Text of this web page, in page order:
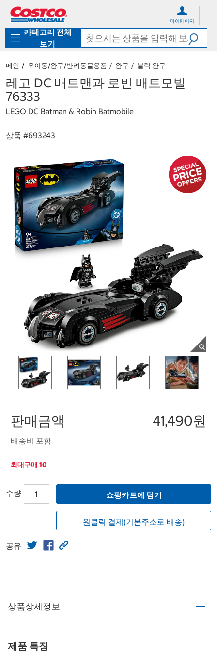
로
기
가
마이페이지
카테고리 전체
보기
메인 유아동/완구/반려동물용품 완구 블럭 완구
레고 DC 배트맨과 로빈 배트모빌
76333
LEGO DC Batman & Robin Batmobile
상품 #693243
판매금액 41,490원
배송비 포함
최대구매 10
수량 쇼핑카트에 담기
원클릭 결제(기본주소로 배송)
공유
상품상세정보
제품 특징